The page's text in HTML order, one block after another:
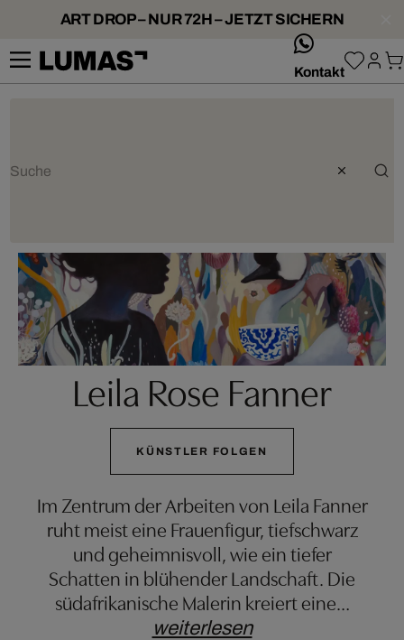
ART DROP – NUR 72H – JETZT SICHERN
Kontakt
Leila Rose Fanner
KÜNSTLER FOLGEN
Im Zentrum der Arbeiten von Leila Fanner
ruht meist eine Frauenfigur, tiefschwarz
und geheimnisvoll, wie ein tiefer
Schatten in blühender Landschaft. Die
südafrikanische Malerin kreiert eine…
weiterlesen